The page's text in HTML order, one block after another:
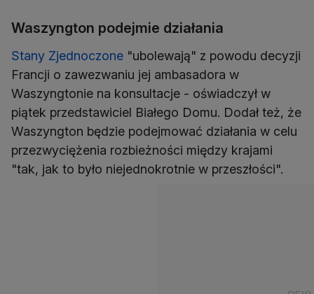
Waszyngton podejmie działania
Stany Zjednoczone "ubolewają" z powodu decyzji
Francji o zawezwaniu jej ambasadora w
Waszyngtonie na konsultacje - oświadczył w
piątek przedstawiciel Białego Domu. Dodał też, że
Waszyngton będzie podejmować działania w celu
przezwyciężenia rozbieżności między krajami
"tak, jak to było niejednokrotnie w przeszłości".